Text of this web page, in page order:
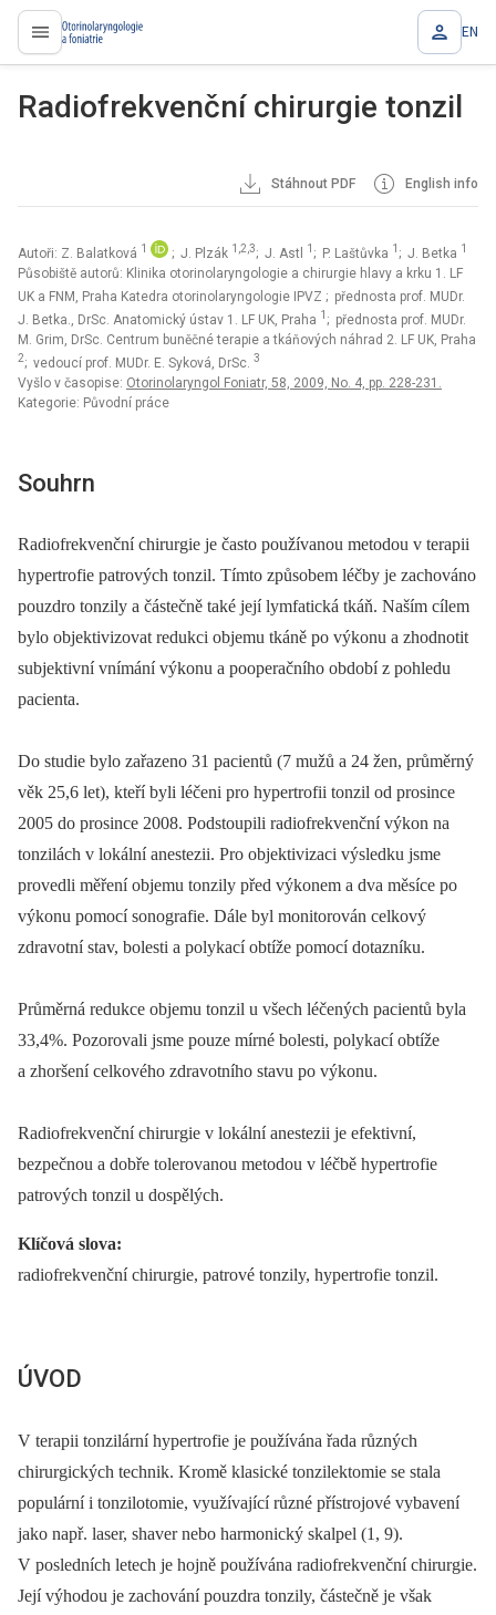
proLékaře.cz EN
Radiofrekvenční chirurgie tonzil
Stáhnout PDF English info
Autoři: Z. Balatková 1 ; J. Plzák 1,2,3; J. Astl 1 ; P. Laštůvka 1 ; J. Betka 1
Působiště autorů: Klinika otorinolaryngologie a chirurgie hlavy a krku 1. LF
UK a FNM, Praha Katedra otorinolaryngologie IPVZ ; přednosta prof. MUDr.
J. Betka., DrSc. Anatomický ústav 1. LF UK, Praha 1 ; přednosta prof. MUDr.
M. Grim, DrSc. Centrum buněčné terapie a tkáňových náhrad 2. LF UK, Praha
2; vedoucí prof. MUDr. E. Syková, DrSc. 3
Vyšlo v časopise: Otorinolaryngol Foniatr, 58, 2009, No. 4, pp. 228-231.
Kategorie: Původní práce
Souhrn
Radiofrekvenční chirurgie je často používanou metodou v terapii
hypertrofie patrových tonzil. Tímto způsobem léčby je zachováno
pouzdro tonzily a částečně také její lymfatická tkáň. Naším cílem
bylo objektivizovat redukci objemu tkáně po výkonu a zhodnotit
subjektivní vnímání výkonu a pooperačního období z pohledu
pacienta.
Do studie bylo zařazeno 31 pacientů (7 mužů a 24 žen, průměrný
věk 25,6 let), kteří byli léčeni pro hypertrofii tonzil od prosince
2005 do prosince 2008. Podstoupili radiofrekvenční výkon na
tonzilách v lokální anestezii. Pro objektivizaci výsledku jsme
provedli měření objemu tonzily před výkonem a dva měsíce po
výkonu pomocí sonografie. Dále byl monitorován celkový
zdravotní stav, bolesti a polykací obtíže pomocí dotazníku.
Průměrná redukce objemu tonzil u všech léčených pacientů byla
33,4%. Pozorovali jsme pouze mírné bolesti, polykací obtíže
a zhoršení celkového zdravotního stavu po výkonu.
Radiofrekvenční chirurgie v lokální anestezii je efektivní,
bezpečnou a dobře tolerovanou metodou v léčbě hypertrofie
patrových tonzil u dospělých.
Klíčová slova:
radiofrekvenční chirurgie, patrové tonzily, hypertrofie tonzil.
ÚVOD
V terapii tonzilární hypertrofie je používána řada různých
chirurgických technik. Kromě klasické tonzilektomie se stala
populární i tonzilotomie, využívající různé přístrojové vybavení
jako např. laser, shaver nebo harmonický skalpel (1, 9).
V posledních letech je hojně používána radiofrekvenční chirurgie.
Její výhodou je zachování pouzdra tonzily, částečně je však